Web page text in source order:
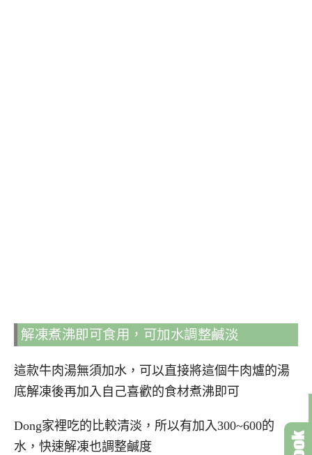
解凍煮沸即可食用，可加水調整鹹淡
這款牛肉湯無須加水，可以直接將這個牛肉爐的湯
底解凍後再加入自己喜歡的食材煮沸即可
Dong家裡吃的比較清淡，所以有加入300~600的
水，快速解凍也調整鹹度